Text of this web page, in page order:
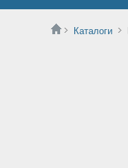
Каталоги